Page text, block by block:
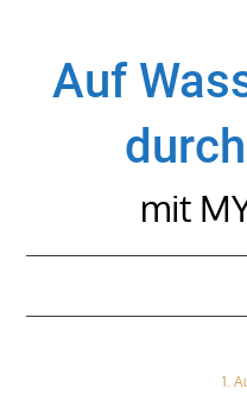
contentAuf
mit
1.